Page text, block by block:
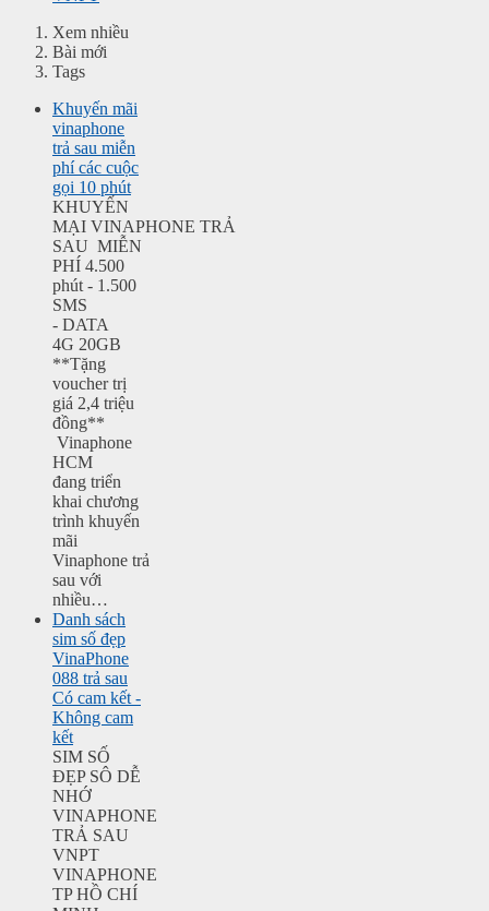
Xem nhiều
Bài mới
Tags
Khuyến mãi
vinaphone
trả sau miễn
phí các cuộc
gọi 10 phút
KHUYẾN
MẠI VINAPHONE TRẢ
SAU MIỄN
PHÍ 4.500
phút - 1.500
SMS
- DATA
4G 20GB
**Tặng
voucher trị
giá 2,4 triệu
đồng**
Vinaphone
HCM
đang triển
khai chương
trình khuyến
mãi
Vinaphone trả
sau với
nhiều…
Danh sách
sim số đẹp
VinaPhone
088 trả sau
Có cam kết -
Không cam
kết
SIM SỐ
ĐẸP SÔ DỄ
NHỚ
VINAPHONE
TRẢ SAU
VNPT
VINAPHONE
TP HỒ CHÍ